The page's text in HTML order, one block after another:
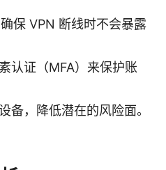
保 VPN 断线时不会暴露
认证（MFA）来保护账
备，降低潜在的风险面。